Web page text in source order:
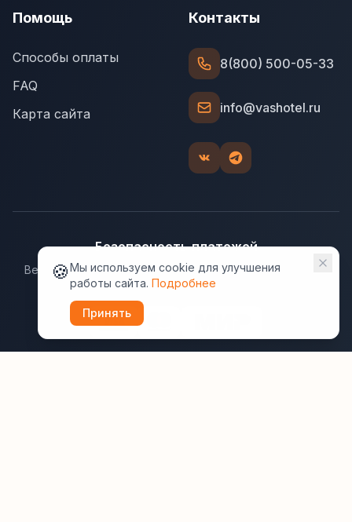
Помощь
Способы оплаты
FAQ
Карта сайта
Контакты
8(800) 500-05-33
info@vashotel.ru
Безопасность платежей
Ведущие платёжные системы гарантируют надёжную
защиту данных.
🍪Мы используем cookie для улучшения
работы сайта. Подробнее
Принять